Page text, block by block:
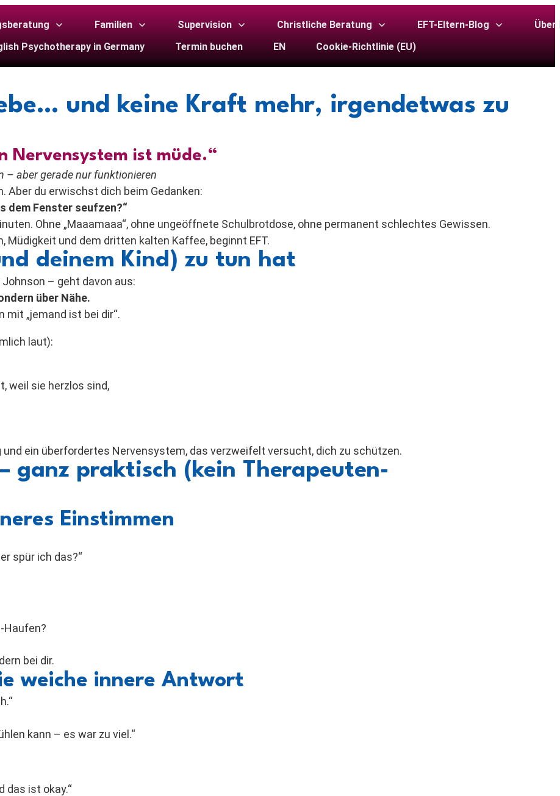
Familien Supervision Christliche Beratung EFT-Eltern-Blog
Über
Psychotherapy in Germany
Termin buchen EN Cookie-Richtlinie (EU)
und keine Kraft mehr, irgendetwas zu
Nervensystem ist müde.“
– aber gerade nur funktionieren
Aber du erwischst dich beim Gedanken:
dem Fenster seufzen?“
Ohne „Maaamaaa“, ohne ungeöffnete Schulbrotdose, ohne permanent schlechtes Gewissen.
Müdigkeit und dem dritten kalten Kaffee, beginnt EFT.
deinem Kind) zu tun hat
– geht davon aus:
über Nähe.
mit „jemand ist bei dir“.
laut):
weil sie herzlos sind,
und ein überfordertes Nervensystem, das verzweifelt versucht, dich zu schützen.
ganz praktisch (kein Therapeuten-
Einstimmen
spür ich das?“
Haufen?
bei dir.
weiche innere Antwort
kann – es war zu viel.“
das ist okay.“